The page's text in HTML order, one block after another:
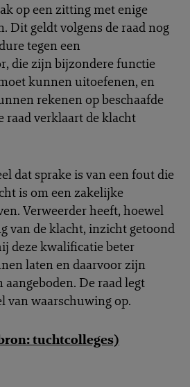
op een zitting met enige
Dit geldt volgens de raad nog
tegen een
die zijn bijzondere functie
kunnen uitoefenen, en
rekenen op beschaafde
raad verklaart de klacht
dat sprake is van een fout die
is om een zakelijke
Verweerder heeft, hoewel
van de klacht, inzicht getoond
deze kwalificatie beter
laten en daarvoor zijn
De raad legt
van waarschuwing op.
tuchtcolleges)